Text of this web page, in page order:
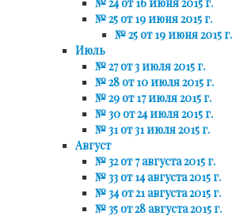
№ 25 от 19 июня 2015 г.
№ 25 от 19 июня 2015 г.
Июль
№ 27 от 3 июля 2015 г.
№ 28 от 10 июля 2015 г.
№ 29 от 17 июля 2015 г.
№ 30 от 24 июля 2015 г.
№ 31 от 31 июля 2015 г.
Август
№ 32 от 7 августа 2015 г.
№ 33 от 14 августа 2015 г.
№ 34 от 21 августа 2015 г.
№ 35 от 28 августа 2015 г.